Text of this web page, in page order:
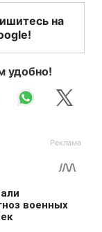
на
удобно!